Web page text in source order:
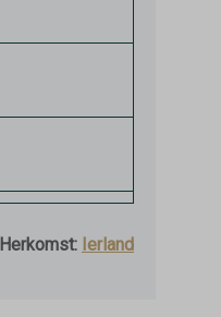
Herkomst: Ierland